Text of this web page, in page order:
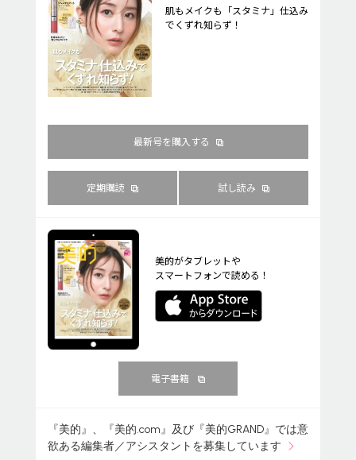
肌もメイクも「スタミナ」仕込み
でくずれ知らず！
最新号を購入する
定期購読 試し読み
美的がタブレットや
スマートフォンで読める！
電子書籍
『美的』、『美的.com』及び『美的GRAND』では意
欲ある編集者／アシスタントを募集しています